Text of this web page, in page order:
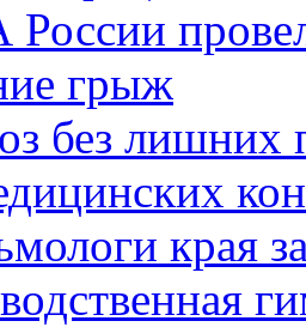
грыж
без лишних
края